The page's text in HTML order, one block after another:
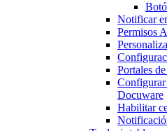
Notificar
Permisos
Portales
Configurar
Docuware
Habilitar